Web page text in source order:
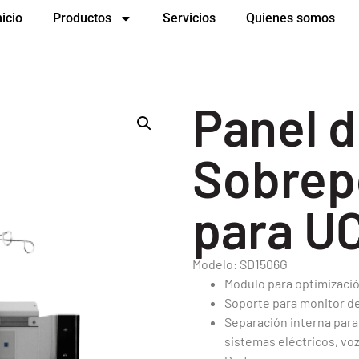
Productos Servicios Quienes somos
Panel
para
Modelo: SD1506G
Modulo para
Soporte para monitor
Separación interna
sistemas eléctricos,